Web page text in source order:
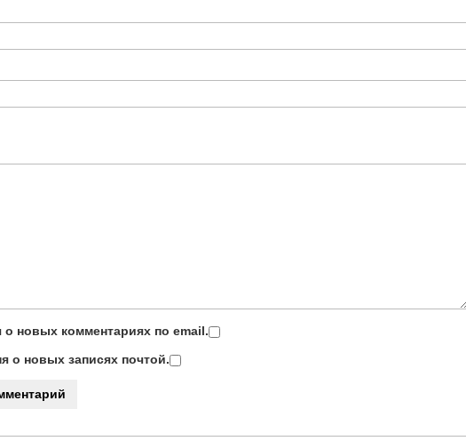
о новых комментариях по email.
о новых записях почтой.